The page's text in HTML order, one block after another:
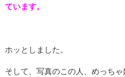
ています。
ホッとしました。
そして、写真のこの人、めっちゃ